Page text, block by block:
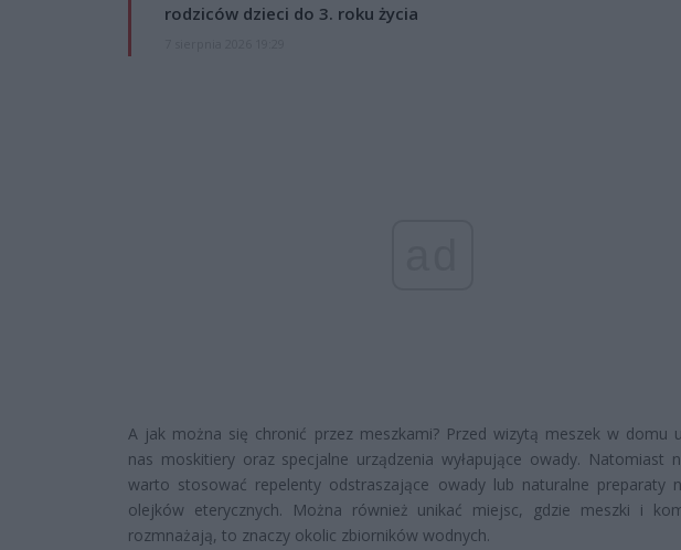
rodziców dzieci do 3. roku życia
A jak można się chronić przez meszkami? Przed wizytą meszek w domu
nas moskitiery oraz specjalne urządzenia wyłapujące owady. Natomiast
warto stosować repelenty odstraszające owady lub naturalne preparaty
olejków eterycznych. Można również unikać miejsc, gdzie meszki i
rozmnażają, to znaczy okolic zbiorników wodnych.